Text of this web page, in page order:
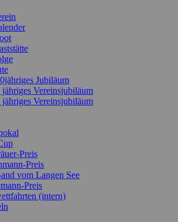
Jubiläum
jähriges Vereinsjubiläum
jähriges Vereinsjubiläum
Preis
Preis
vom Langen See
Preis
(intern)